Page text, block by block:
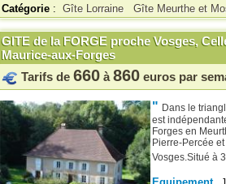
Catégorie : Gîte Lorraine Gîte Meurthe et
GITE de la FORGE proche Vosges,
Maurice-aux-Forges
Tarifs de 660 à 860 euros par
" Dans le
est
Forges en
Pierre-Percée
Vosges.Situé à